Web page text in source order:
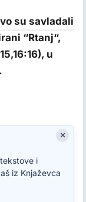
su savladali
“Rtanj“,
u
×
i
iz Knjaževca